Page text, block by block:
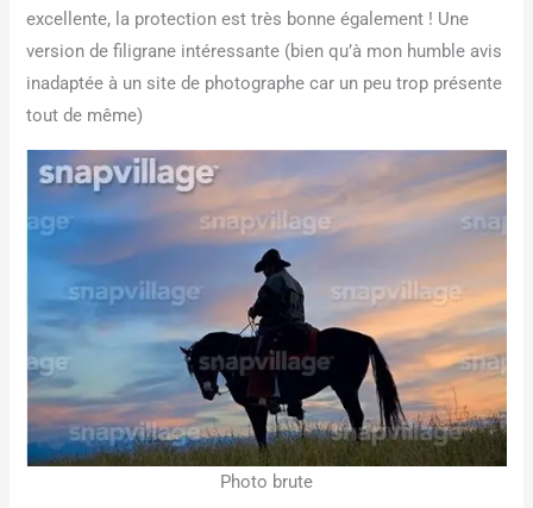
excellente, la protection est très bonne également ! Une
version de filigrane intéressante (bien qu’à mon humble avis
inadaptée à un site de photographe car un peu trop présente
tout de même)
Photo brute